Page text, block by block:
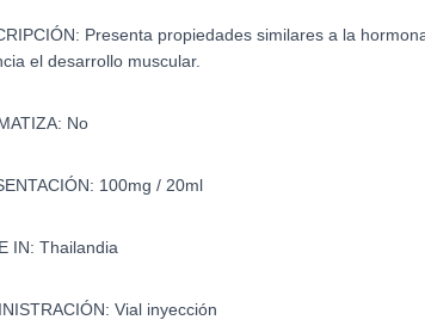
Presenta propiedades similares a la
el desarrollo muscular.
No
100mg / 20ml
IN: Thailandia
Vial inyección